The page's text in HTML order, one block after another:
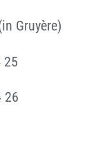
Gruyère)
25
26